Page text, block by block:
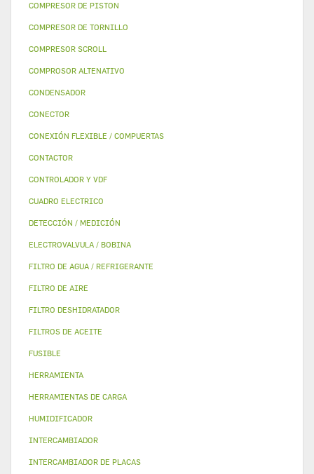
COMPRESOR DE PISTON
COMPRESOR DE TORNILLO
COMPRESOR SCROLL
COMPROSOR ALTENATIVO
CONDENSADOR
CONECTOR
CONEXIÓN FLEXIBLE / COMPUERTAS
CONTACTOR
CONTROLADOR Y VDF
CUADRO ELECTRICO
DETECCIÓN / MEDICIÓN
ELECTROVALVULA / BOBINA
FILTRO DE AGUA / REFRIGERANTE
FILTRO DE AIRE
FILTRO DESHIDRATADOR
FILTROS DE ACEITE
FUSIBLE
HERRAMIENTA
HERRAMIENTAS DE CARGA
HUMIDIFICADOR
INTERCAMBIADOR
INTERCAMBIADOR DE PLACAS